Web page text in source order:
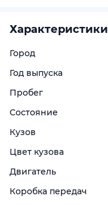
Характеристики
Город
Год выпуска
Пробег
Состояние
Кузов
Цвет кузова
Двигатель
Коробка передач